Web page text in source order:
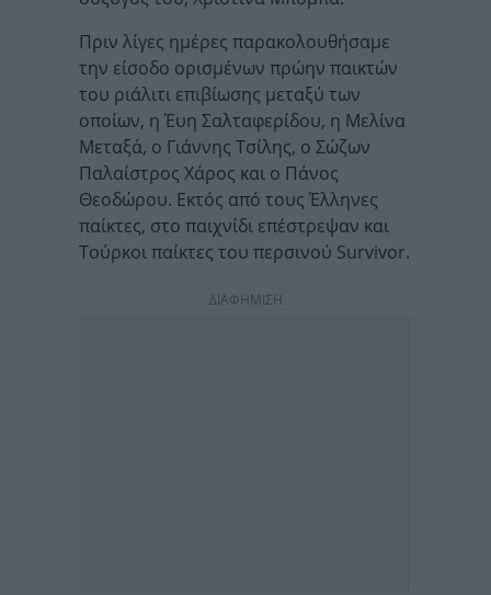
Πριν λίγες ημέρες παρακολουθήσαμε
την είσοδο ορισμένων πρώην παικτών
του ριάλιτι επιβίωσης μεταξύ των
οποίων, η Έυη Σαλταφερίδου, η Μελίνα
Μεταξά, ο Γιάννης Τσίλης, ο Σώζων
Παλαίστρος Χάρος και ο Πάνος
Θεοδώρου. Εκτός από τους Έλληνες
παίκτες, στο παιχνίδι επέστρεψαν και
Τούρκοι παίκτες του περσινού Survivor.
ΔΙΑΦΗΜΙΣΗ